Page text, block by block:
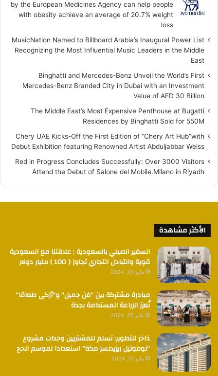
by the European Medicines Agency can help people
with obesity achieve an average of 20.7% weight
loss
MusicNation Named to Billboard Arabia’s Inaugural Power List
Recognizing the Most Influential Music Leaders in the Middle
East
Binghatti and Mercedes-Benz Unveil the World’s First
Mercedes-Benz Branded City in Dubai with an Investment
Value of AED 30 Billion
The Middle East’s Most Expensive Penthouse at Bugatti
Residences by Binghatti Sold for 550M
Chery UAE Kicks-Off the First Edition of “Chery Art Hub”with
Debut Exhibition featuring Renowned Artist Abduljabbar Weiss
Red in Progress Concludes Successfully: Over 3000 Visitors
Attend the Debut of Salone del Mobile.Milano in Riyadh
الأكثر مشاهدة
السفير الصيني بالسعودية : علاقتنا مع السعودية
قوية والتبادل التجاري تجاوز ( 100 ) مليار دولار
مايو 20, 2024
مبادرة مشتركة بين “فن جميل” و”أزكى طعامًا”
تُعزز الزراعة المستدامة بجدة
مايو 26, 2024
ذاخر للتطوير: تسلم للمشتريين وحدات مشروع
“نوفوتيل ريزيدنسز مكة” استعدادا لموسم الحج
مايو 19, 2024